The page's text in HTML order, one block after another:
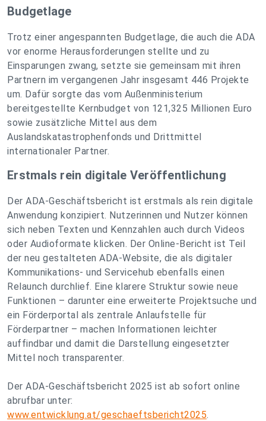
Budgetlage
Trotz einer angespannten Budgetlage, die auch die ADA
vor enorme Herausforderungen stellte und zu
Einsparungen zwang, setzte sie gemeinsam mit ihren
Partnern im vergangenen Jahr insgesamt 446 Projekte
um. Dafür sorgte das vom Außenministerium
bereitgestellte Kernbudget von 121,325 Millionen Euro
sowie zusätzliche Mittel aus dem
Auslandskatastrophenfonds und Drittmittel
internationaler Partner.
Erstmals rein digitale Veröffentlichung
Der ADA-Geschäftsbericht ist erstmals als rein digitale
Anwendung konzipiert. Nutzerinnen und Nutzer können
sich neben Texten und Kennzahlen auch durch Videos
oder Audioformate klicken. Der Online-Bericht ist Teil
der neu gestalteten ADA-Website, die als digitaler
Kommunikations- und Servicehub ebenfalls einen
Relaunch durchlief. Eine klarere Struktur sowie neue
Funktionen – darunter eine erweiterte Projektsuche und
ein Förderportal als zentrale Anlaufstelle für
Förderpartner – machen Informationen leichter
auffindbar und damit die Darstellung eingesetzter
Mittel noch transparenter.
Der ADA-Geschäftsbericht 2025 ist ab sofort online
abrufbar unter:
www.entwicklung.at/geschaeftsbericht2025.